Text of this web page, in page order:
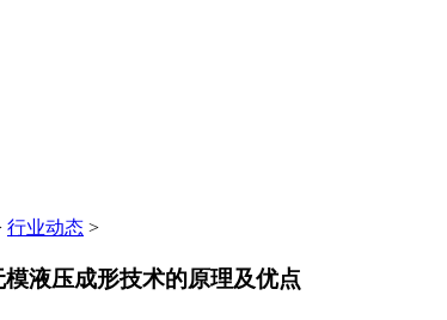
行业动态 >
液压成形技术的原理及优点